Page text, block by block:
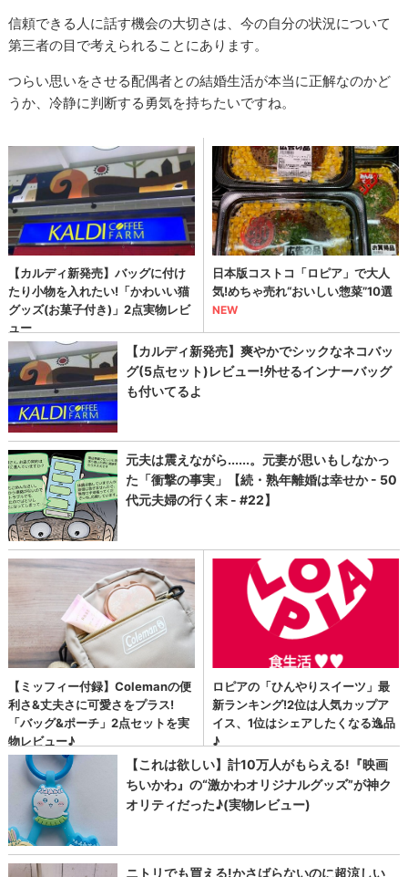
信頼できる人に話す機会の大切さは、今の自分の状況について
第三者の目で考えられることにあります。
つらい思いをさせる配偶者との結婚生活が本当に正解なのかど
うか、冷静に判断する勇気を持ちたいですね。